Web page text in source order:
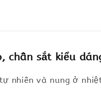
chân sắt kiểu
nhiên và nung ở